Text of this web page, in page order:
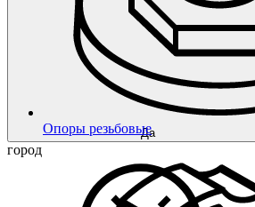
Опоры резьбовые
Да
город